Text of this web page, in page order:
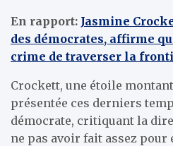
En rapport: Jasmine
des démocrates, affirme
crime de traverser la
Crockett, une étoile
présentée ces derniers
démocrate, critiquant la
ne pas avoir fait assez pour